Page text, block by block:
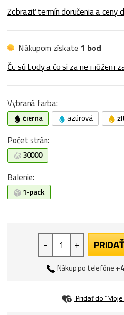
Zobraziť termín doručenia a ceny
Nákupom získate 1 bod
Čo sú body a čo si za ne môžem
Vybraná farba:
čierna azúrová
Počet strán:
30000
Balenie:
1-pack
- +
Nákup po telefóne
Pridať do